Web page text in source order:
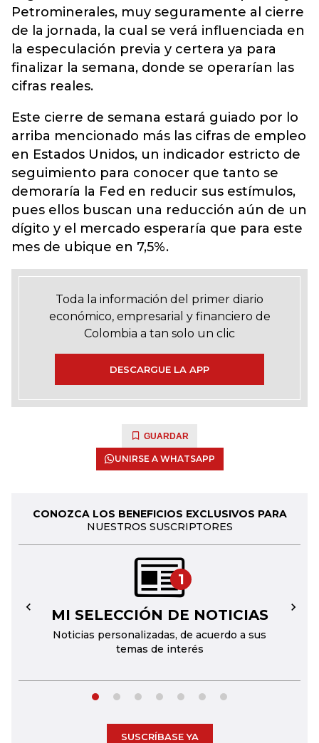
Petrominerales, muy seguramente al cierre
de la jornada, la cual se verá influenciada en
la especulación previa y certera ya para
finalizar la semana, donde se operarían las
cifras reales.
Este cierre de semana estará guiado por lo
arriba mencionado más las cifras de empleo
en Estados Unidos, un indicador estricto de
seguimiento para conocer que tanto se
demoraría la Fed en reducir sus estímulos,
pues ellos buscan una reducción aún de un
dígito y el mercado esperaría que para este
mes de ubique en 7,5%.
Toda la información del primer diario
económico, empresarial y financiero de
Colombia a tan solo un clic
DESCARGUE LA APP
GUARDAR
UNIRSE A WHATSAPP
CONOZCA LOS BENEFICIOS EXCLUSIVOS PARA
NUESTROS SUSCRIPTORES
1
MI SELECCIÓN DE NOTICIAS
Noticias personalizadas, de acuerdo a sus
temas de interés
← →
SUSCRÍBASE YA